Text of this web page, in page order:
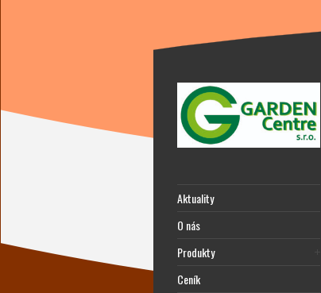
Aktuality
O nás
Produkty
Ceník